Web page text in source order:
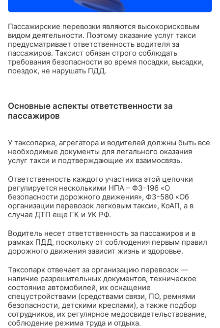
Пассажирские перевозки являются высокорисковым
видом деятельности. Поэтому оказание услуг такси
предусматривает ответственность водителя за
пассажиров. Таксист обязан строго соблюдать
требования безопасности во время посадки, высадки,
поездок, не нарушать ПДД.
Основные аспекты ответственности за
пассажиров
У таксопарка, агрегатора и водителей должны быть все
необходимые документы для легального оказания
услуг такси и подтверждающие их взаимосвязь.
Ответственность каждого участника этой цепочки
регулируется несколькими НПА – ФЗ-196 «О
безопасности дорожного движения», ФЗ-580 «Об
организации перевозок легковым такси», КоАП, а в
случае ДТП еще ГК и УК РФ.
Водитель несет ответственность за пассажиров и в
рамках ПДД, поскольку от соблюдения первым правил
дорожного движения зависит жизнь и здоровье.
Таксопарк отвечает за организацию перевозок —
наличие разрешительных документов, техническое
состояние автомобилей, их оснащение
спецустройствами (средствами связи, ПО, ремнями
безопасности, детскими креслами), а также подбор
сотрудников, их регулярное медосвидетельствование,
соблюдение режима труда и отдыха.